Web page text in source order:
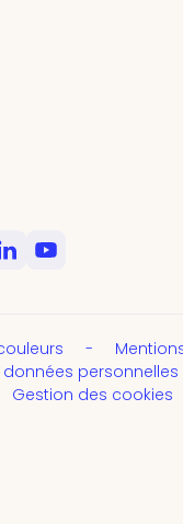
personnelles
Gestion des cookies